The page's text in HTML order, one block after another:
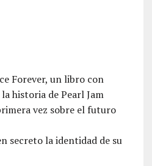
Forever, un libro con
historia de Pearl Jam
vez sobre el futuro
secreto la identidad de su